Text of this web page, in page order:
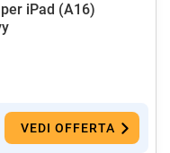
iPad (A16)
VEDI OFFERTA